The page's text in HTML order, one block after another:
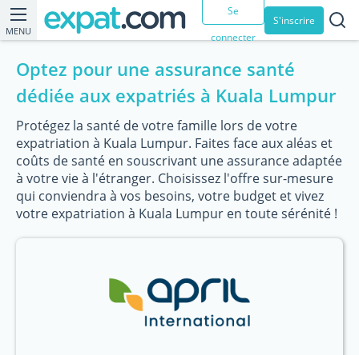
MENU
Se
connecter
S'inscrire
Optez pour une assurance santé
dédiée aux expatriés à Kuala Lumpur
Protégez la santé de votre famille lors de votre
expatriation à Kuala Lumpur. Faites face aux aléas et
coûts de santé en souscrivant une assurance adaptée
à votre vie à l'étranger. Choisissez l'offre sur-mesure
qui conviendra à vos besoins, votre budget et vivez
votre expatriation à Kuala Lumpur en toute sérénité !